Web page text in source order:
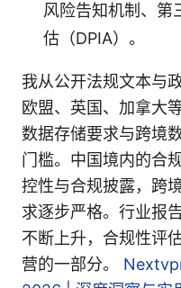
风险告知机制、第
估（DPIA）。
我从公开法规文本与
欧盟、英国、加拿大
数据存储要求与跨境
门槛。中国境内的合
控性与合规披露，跨
求逐步严格。行业报
不断上升，合规性评
营的一部分。